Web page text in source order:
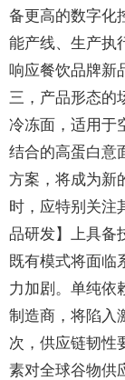
备更高的数字化
能产线、生产执
响应餐饮品牌新
三，产品形态的
冷冻面，适用于
结合的高蛋白意
方案，将成为新
时，应特别关注
品研发】上具备
既有模式将面临
力加剧。单纯依
制造商，将陷入
次，供应链韧性
素对全球谷物供